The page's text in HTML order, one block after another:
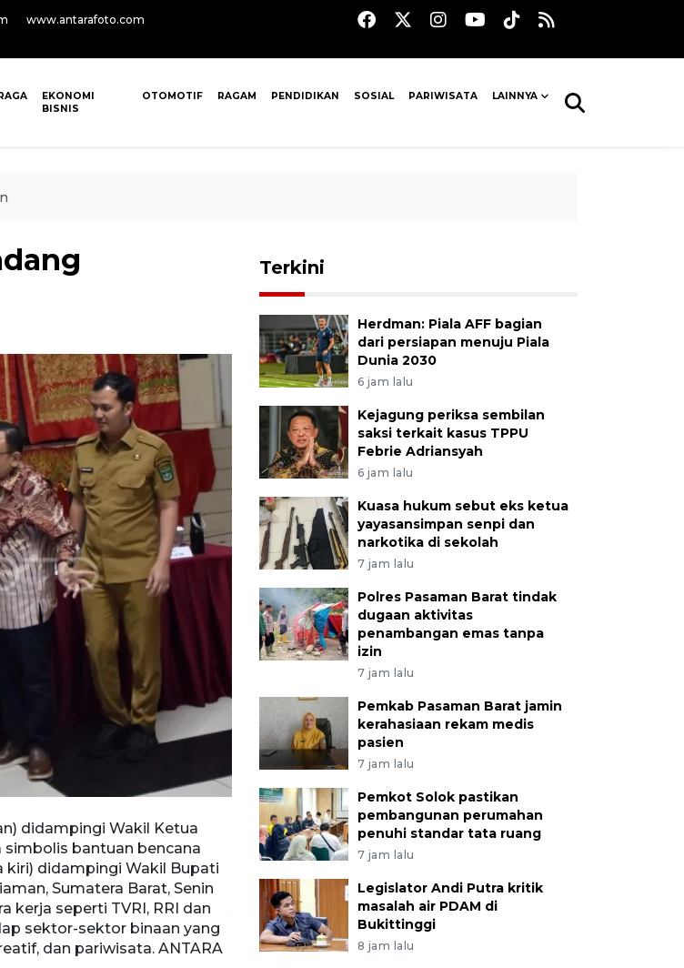
www.antarafoto.com
EKONOMI
BISNIS
OTOMOTIF RAGAM PENDIDIKAN SOSIAL PARIWISATA LAINNYA
didampingi Wakil Ketua
simbolis bantuan bencana
kiri) didampingi Wakil Bupati
Sumatera Barat, Senin
kerja seperti TVRI, RRI dan
sektor-sektor binaan yang
dan pariwisata. ANTARA
Direktur Utama LKBN ANTARA Akhmad Munir (tengah)
saat kunjungan Komisi VII DPR di aula Kantor Bupati
dan ANTARA itu membahas berbagai bentuk dukungan
yang terdampak bencana, khususnya sektor UMKM,
ANTARA FOTO/Iggoy el Fitra/rwa.
Terkini
Herdman: Piala AFF bagian
dari persiapan menuju Piala
Dunia 2030
6 jam lalu
Kejagung periksa sembilan
saksi terkait kasus TPPU
Febrie Adriansyah
6 jam lalu
Kuasa hukum sebut eks ketua
yayasansimpan senpi dan
narkotika di sekolah
7 jam lalu
Polres Pasaman Barat tindak
dugaan aktivitas
penambangan emas tanpa
izin
7 jam lalu
Pemkab Pasaman Barat jamin
kerahasiaan rekam medis
pasien
7 jam lalu
Pemkot Solok pastikan
pembangunan perumahan
penuhi standar tata ruang
7 jam lalu
Legislator Andi Putra kritik
masalah air PDAM di
Bukittinggi
8 jam lalu